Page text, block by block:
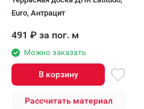
Euro, Антрацит
491 ₽ за пог. м
Можно заказать
В корзину
Рассчитать материал